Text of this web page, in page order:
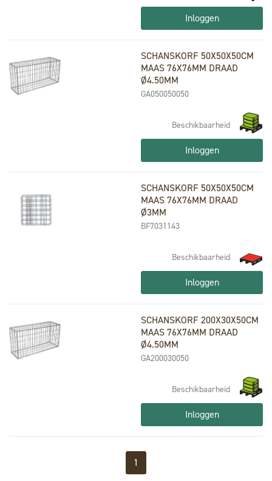
Inloggen
SCHANSKORF 50X50X50CM
MAAS 76X76MM DRAAD
Ø4.50MM
GA050050050
Beschikbaarheid
Inloggen
SCHANSKORF 50X50X50CM
MAAS 76X76MM DRAAD
Ø3MM
BF7031143
Beschikbaarheid
Inloggen
SCHANSKORF 200X30X50CM
MAAS 76X76MM DRAAD
Ø4.50MM
GA200030050
Beschikbaarheid
Inloggen
1